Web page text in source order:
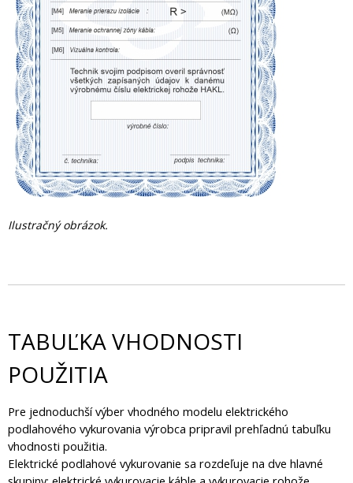
Ilustračný obrázok.
TABUĽKA VHODNOSTI
POUŽITIA
Pre jednoduchší výber vhodného modelu elektrického
podlahového vykurovania výrobca pripravil prehľadnú tabuľku
vhodnosti použitia.
Elektrické podlahové vykurovanie sa rozdeľuje na dve hlavné